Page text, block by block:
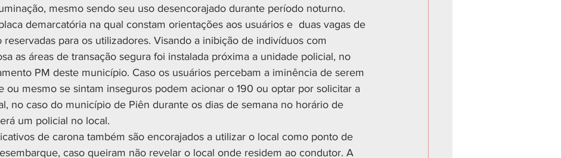
mesmo sendo seu uso desencorajado durante período noturno.
demarcatória na qual constam orientações aos usuários e  duas vagas de
reservadas para os utilizadores. Visando a inibição de indivíduos com
as áreas de transação segura foi instalada próxima a unidade policial, no
PM deste município. Caso os usuários percebam a iminência de serem
ou mesmo se sintam inseguros podem acionar o 190 ou optar por solicitar a
no caso do município de Piên durante os dias de semana no horário de
um policial no local.
de carona também são encorajados a utilizar o local como ponto de
caso queiram não revelar o local onde residem ao condutor. A